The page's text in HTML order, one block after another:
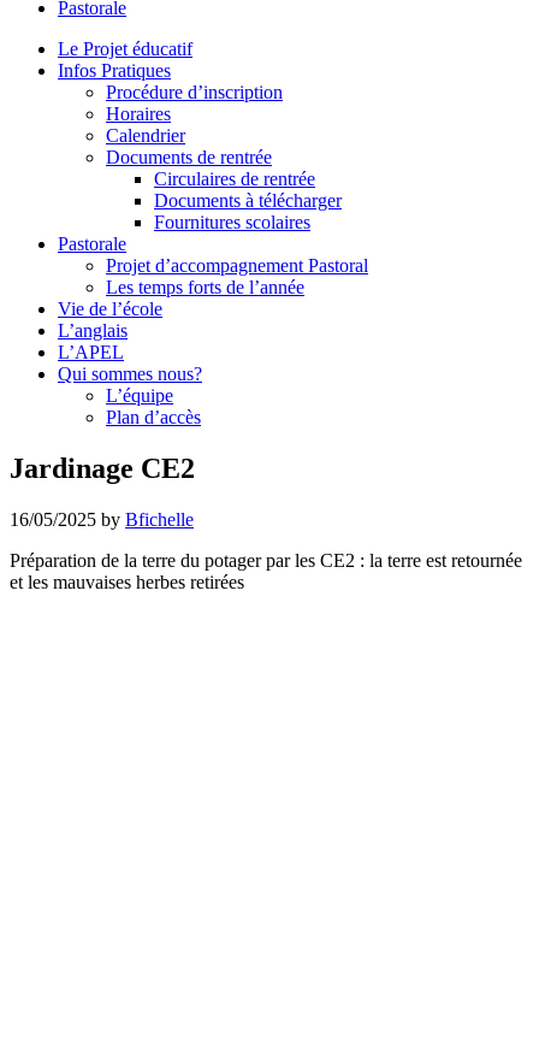
le
Pastorale
Le Projet éducatif
Infos Pratiques
Procédure d’inscription
Horaires
Calendrier
Documents de rentrée
Circulaires de rentrée
Documents à télécharger
Fournitures scolaires
Pastorale
Projet d’accompagnement Pastoral
Les temps forts de l’année
Vie de l’école
L’anglais
L’APEL
Qui sommes nous?
L’équipe
Plan d’accès
Jardinage CE2
16/05/2025 by Bfichelle
Préparation de la terre du potager par les CE2 : la terre est retournée
et les mauvaises herbes retirées